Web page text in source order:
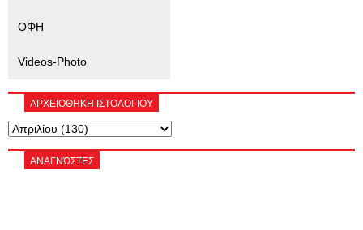
ΟΦΗ
Videos-Photo
ΑΡΧΕΙΟΘΗΚΗ ΙΣΤΟΛΟΓΙΟΥ
ΑΝΑΓΝΏΣΤΕΣ